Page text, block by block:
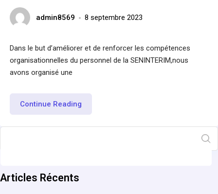
admin8569 8 septembre 2023
Dans le but d’améliorer et de renforcer les compétences
organisationnelles du personnel de la SENINTERIM,nous
avons organisé une
Continue Reading
Articles Récents